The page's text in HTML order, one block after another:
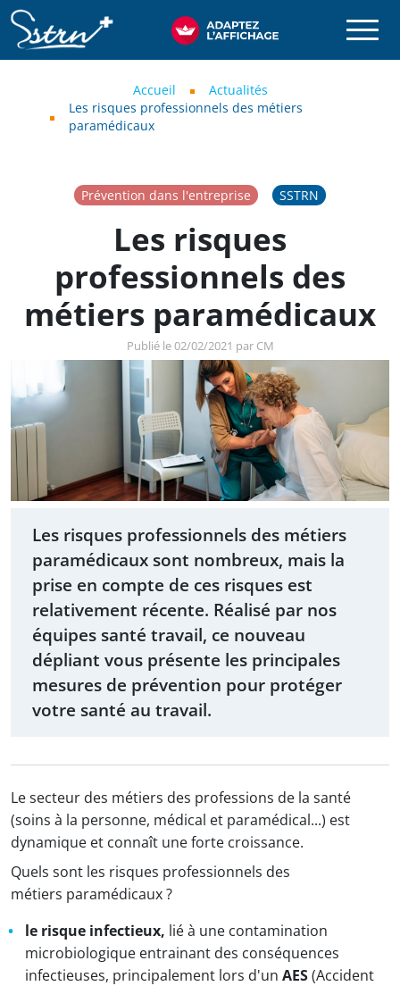
Aller au contenu principal
SSTRN
Accueil
Actualités
Les risques professionnels des métiers
paramédicaux
Prévention dans l'entreprise SSTRN
Les risques
professionnels des
métiers paramédicaux
Publié le 02/02/2021 par CM
Les risques professionnels des métiers
paramédicaux sont nombreux, mais la
prise en compte de ces risques est
relativement récente. Réalisé par nos
équipes santé travail, ce nouveau
dépliant vous présente les principales
mesures de prévention pour protéger
votre santé au travail.
Le secteur des métiers des professions de la santé
(soins à la personne, médical et paramédical...) est
dynamique et connaît une forte croissance.
Quels sont les risques professionnels des
métiers paramédicaux ?
le risque infectieux, lié à une contamination
microbiologique entrainant des conséquences
infectieuses, principalement lors d'un AES(Accident